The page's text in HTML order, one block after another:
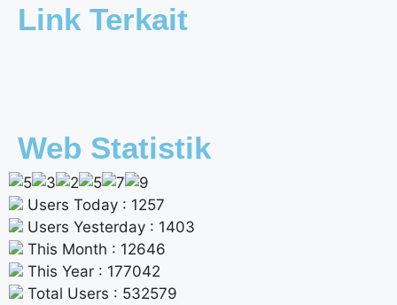
Link Terkait
Web Statistik
Users Today : 1257
Users Yesterday : 1403
This Month : 12646
This Year : 177042
Total Users : 532579